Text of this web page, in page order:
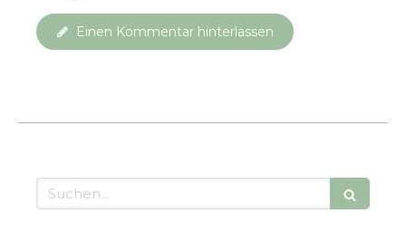
Einen Kommentar hinterlassen
Suchen